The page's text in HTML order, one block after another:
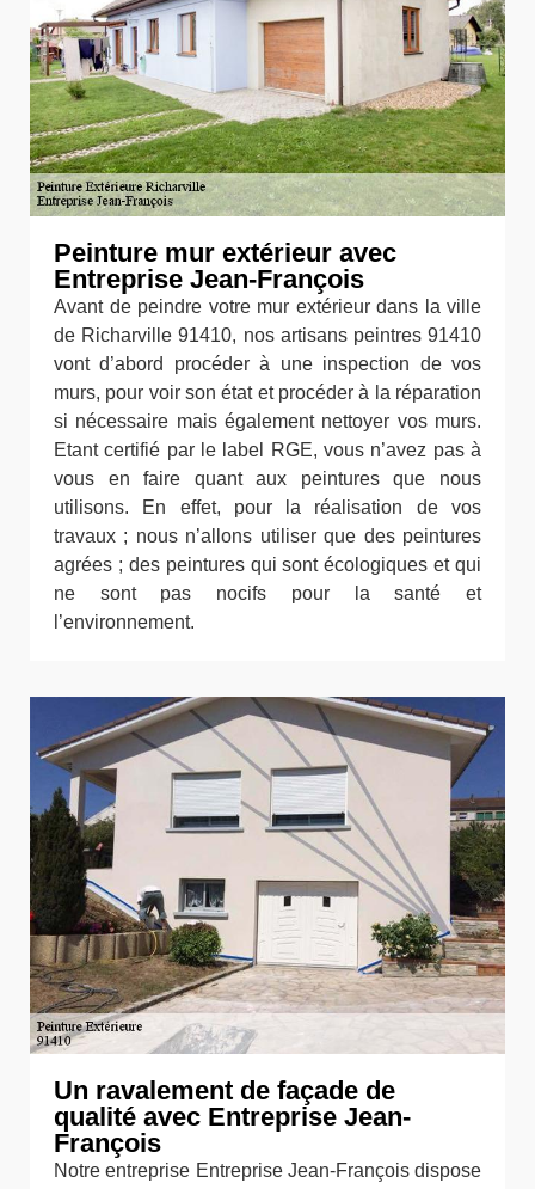
Peinture mur extérieur avec
Entreprise Jean-François
Avant de peindre votre mur extérieur dans la ville
de Richarville 91410, nos artisans peintres 91410
vont d’abord procéder à une inspection de vos
murs, pour voir son état et procéder à la réparation
si nécessaire mais également nettoyer vos murs.
Etant certifié par le label RGE, vous n’avez pas à
vous en faire quant aux peintures que nous
utilisons. En effet, pour la réalisation de vos
travaux ; nous n’allons utiliser que des peintures
agrées ; des peintures qui sont écologiques et qui
ne sont pas nocifs pour la santé et
l’environnement.
Un ravalement de façade de
qualité avec Entreprise Jean-
François
Notre entreprise Entreprise Jean-François dispose